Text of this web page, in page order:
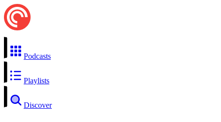
Podcasts
Playlists
Discover